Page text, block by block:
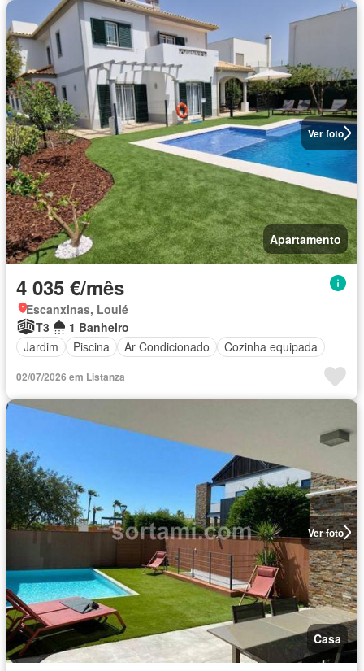
Ver foto
Apartamento
4 035 €/mês
Escanxinas, Loulé
T3
1 Banheiro
Jardim
Piscina Ar Condicionado Cozinha equipada
02/07/2026 em Listanza
Ver foto
Casa